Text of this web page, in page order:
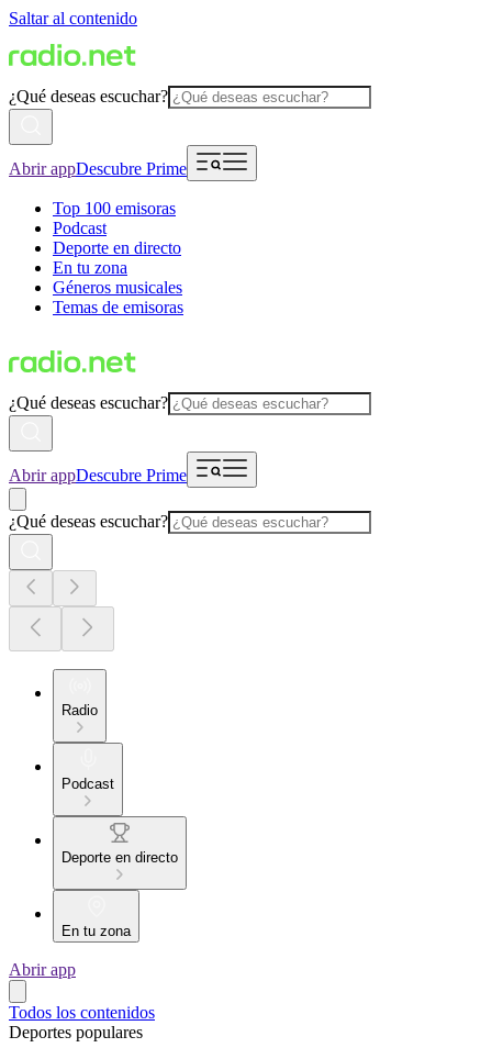
Saltar al contenido
¿Qué deseas escuchar?
Abrir appDescubre Prime
Top 100 emisoras
Podcast
Deporte en directo
En tu zona
Géneros musicales
Temas de emisoras
¿Qué deseas escuchar?
Abrir appDescubre Prime
¿Qué deseas escuchar?
Radio
Podcast
Deporte en directo
En tu zona
Abrir app
Todos los contenidos
Deportes populares